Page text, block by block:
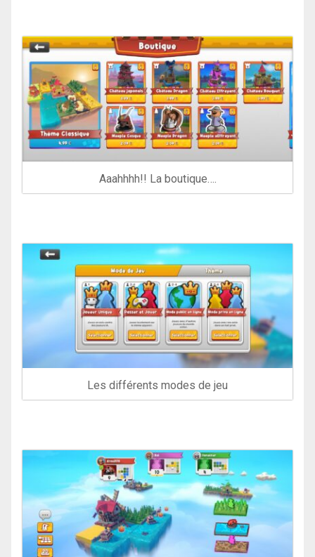
Aaahhhh!! La boutique….
Les différents modes de jeu